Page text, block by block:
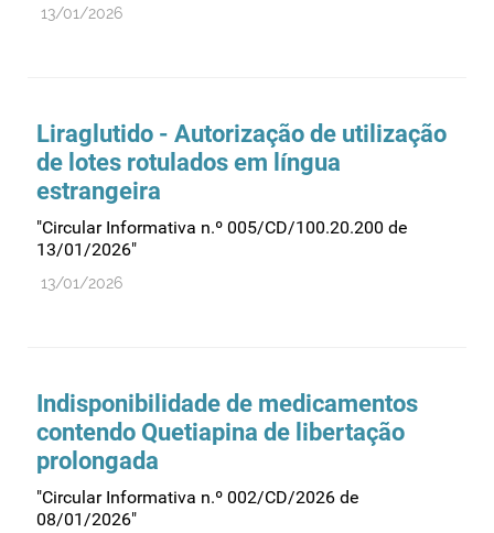
13/01/2026
Liraglutido - Autorização de utilização
de lotes rotulados em língua
estrangeira
"Circular Informativa n.º 005/CD/100.20.200 de
13/01/2026"
13/01/2026
Indisponibilidade de medicamentos
contendo Quetiapina de libertação
prolongada
"Circular Informativa n.º 002/CD/2026 de
08/01/2026"